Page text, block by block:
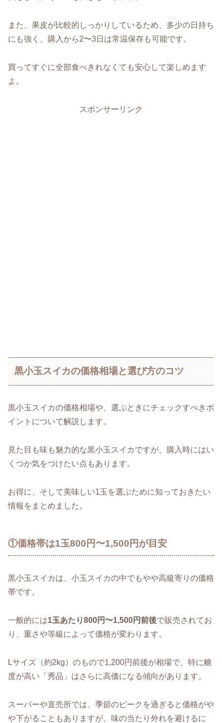
また、果皮が比較的しっかりしているため、多少の日持ち
にも強く、購入から2〜3日は常温保存も可能です。
買ってすぐに全部食べきれなくても安心して楽しめます
よ。
スポンサーリンク
黒小玉スイカの価格相場と選び方のコツ
黒小玉スイカの価格相場や、選ぶときにチェックすべきポ
イントについて解説します。
見た目も味も魅力的な黒小玉スイカですが、購入時にはい
くつか気をつけたい点もあります。
お得に、そして美味しい1玉を選ぶために知っておきたい
情報をまとめました。
①価格帯は1玉800円〜1,500円が目安
黒小玉スイカは、小玉スイカの中でもやや高級寄りの価格
帯です。
一般的には1玉あたり800円〜1,500円前後で販売されてお
り、重さや等級によって価格が変わります。
Lサイズ（約2kg）のもので1,200円前後が相場で、特に糖
度が高い「秀品」はさらに高価になる傾向があります。
スーパーや直売所では、季節のピークを過ぎると価格がや
や下がることもありますが、味の当たり外れを避けるに